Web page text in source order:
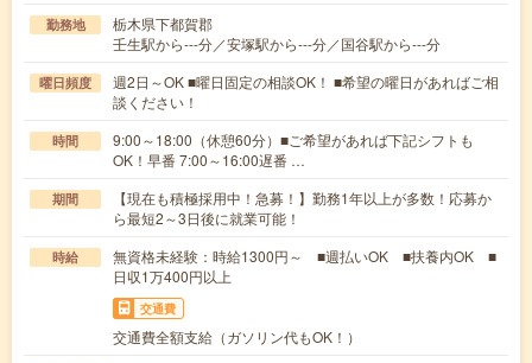
勤務地
栃木県下都賀郡
壬生駅から---分／安塚駅から---分／国谷駅から---分
曜日頻度
週2日～OK ■曜日固定の相談OK！ ■希望の曜日があればご相
談ください！
時間
9:00～18:00（休憩60分）■ご希望があれば下記シフトも
OK！早番 7:00～16:00遅番 …
期間
【現在も積極採用中！急募！】勤務1年以上が多数！応募か
ら最短2～3日後に就業可能！
時給
無資格未経験：時給1300円～ ■週払いOK ■扶養内OK ■
日収1万400円以上
交通費
交通費全額支給（ガソリン代もOK！）